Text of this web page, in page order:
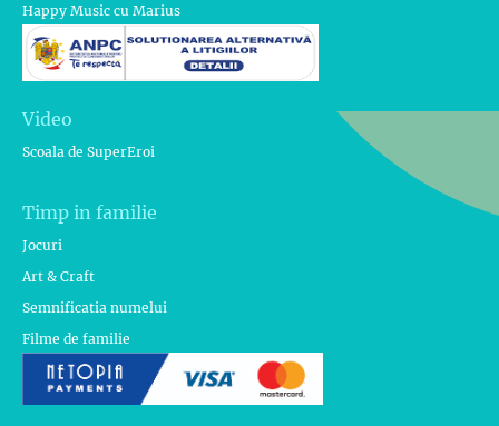
Happy Music cu Marius
Video
Scoala de SuperEroi
Timp in familie
Jocuri
Art & Craft
Semnificatia numelui
Filme de familie